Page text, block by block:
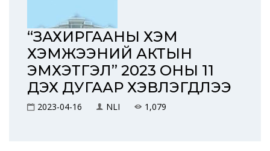
“ЗАХИРГААНЫ ХЭМ
ХЭМЖЭЭНИЙ АКТЫН
ЭМХЭТГЭЛ” 2023 ОНЫ 11
ДЭХ ДУГААР ХЭВЛЭГДЛЭЭ
2023-04-16 NLI 1,079